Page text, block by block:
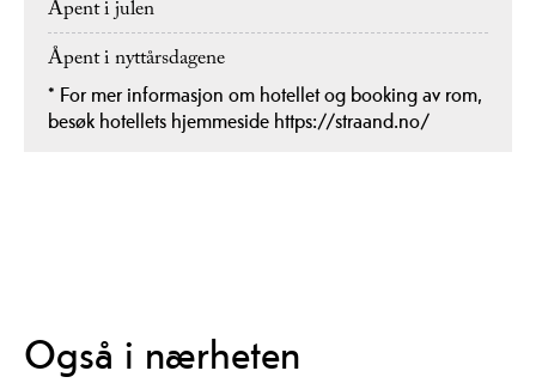
Åpent i julen
Åpent i nyttårsdagene
* For mer informasjon om hotellet og booking av rom,
besøk hotellets hjemmeside https://straand.no/
Også i nærheten